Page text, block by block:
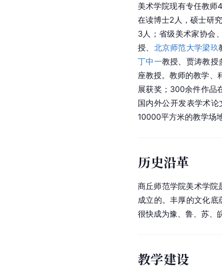
美术学院现有专任教师
在读博士2人，硕士研
3人；省级美术家协会
授、 北京师范大学梁玖
丁中一教授、贾涛教授
座教授。教师的教学、
展获奖；300余件作品
国内外公开发表学术
10000平方米的教学场
历史沿革
商丘师范学院美术学
成立的。丰厚的文化
很快成为豫、鲁、苏、
教学建设